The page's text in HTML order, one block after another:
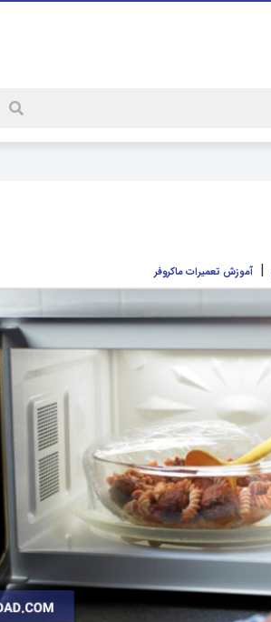
| آموزش تعمیرات ماکروفر